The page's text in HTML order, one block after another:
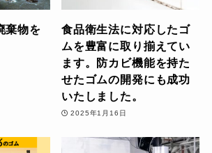
棄物を
食品衛生法に対応したゴ
ムを豊富に取り揃えてい
ます。防カビ機能を持た
せたゴムの開発にも成功
いたしました。
2025年1月16日